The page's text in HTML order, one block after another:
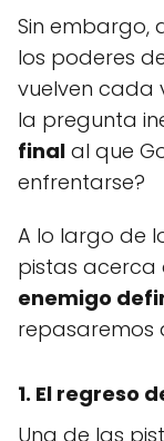
Sin embargo,
los poderes
vuelven cada
la pregunta
final al que
enfrentarse?
A lo largo de
pistas acerca
enemigo
repasaremos
1. El regreso
Una de las